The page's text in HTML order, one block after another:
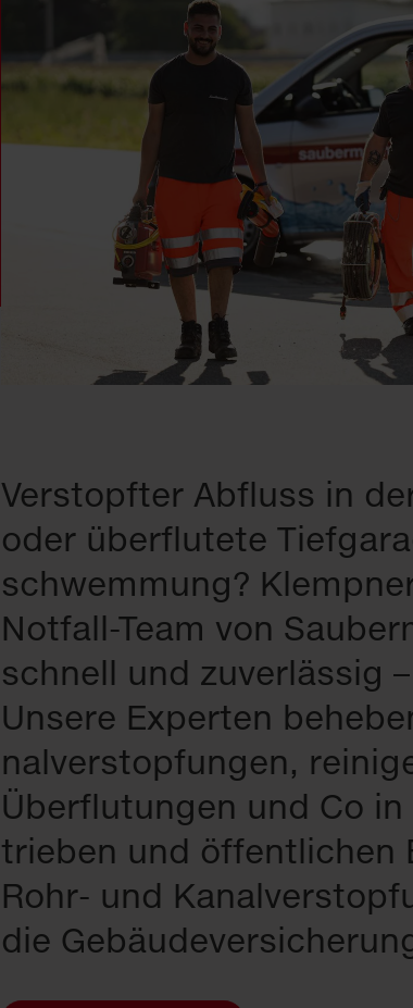
Ver­stopf­ter Ab­fluss in
oder über­flu­te­te
schwem­mung?
Not­fall-Team von
schnell und zu­ver­läs­sig
Un­se­re Ex­per­ten
nal­ver­stop­fun­gen,
Über­flu­tun­gen und Co
trie­ben und öf­fent­li­chen
Rohr- und
die